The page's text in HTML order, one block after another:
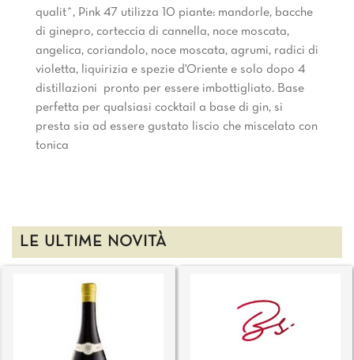
qualitˆ, Pink 47 utilizza 10 piante: mandorle, bacche
di ginepro, corteccia di cannella, noce moscata,
angelica, coriandolo, noce moscata, agrumi, radici di
violetta, liquirizia e spezie d'Oriente e solo dopo 4
distillazioni  pronto per essere imbottigliato. Base
perfetta per qualsiasi cocktail a base di gin, si
presta sia ad essere gustato liscio che miscelato con
tonica
LE ULTIME NOVITÀ